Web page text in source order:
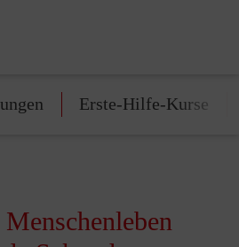
Erste-Hilfe-Kurse